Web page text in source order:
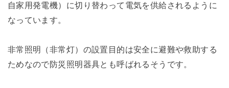
自家用発電機）に切り替わって電気を供給されるように
なっています。
非常照明（非常灯）の設置目的は安全に避難や救助する
ためなので防災照明器具とも呼ばれるそうです。